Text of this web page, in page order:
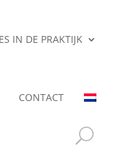
IN DE PRAKTIJK
CONTACT